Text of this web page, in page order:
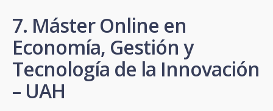
7. Máster Online en
Economía, Gestión y
Tecnología de la Innovación
– UAH